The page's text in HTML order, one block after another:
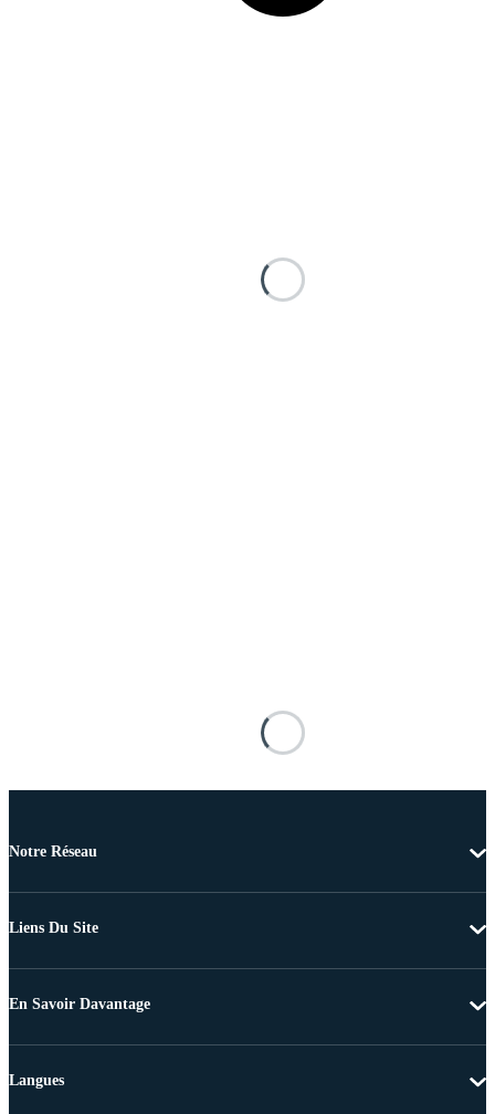
Notre Réseau
Liens Du Site
En Savoir Davantage
Langues